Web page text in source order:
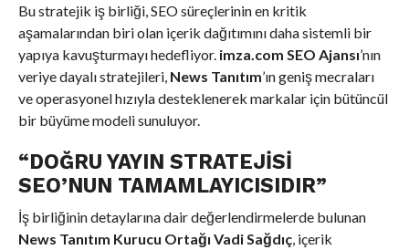
Bu stratejik iş birliği, SEO süreçlerinin en kritik
aşamalarından biri olan içerik dağıtımını daha sistemli bir
yapıya kavuşturmayı hedefliyor. imza.com SEO Ajansı’nın
veriye dayalı stratejileri, News Tanıtım’ın geniş mecraları
ve operasyonel hızıyla desteklenerek markalar için bütüncül
bir büyüme modeli sunuluyor.
“DOĞRU YAYIN STRATEJISI
SEO’NUN TAMAMLAYICISIDIR”
İş birliğinin detaylarına dair değerlendirmelerde bulunan
News Tanıtım Kurucu Ortağı Vadi Sağdıç, içerik